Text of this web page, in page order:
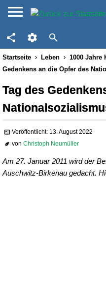
Startseite Leben 1000 Jahre
Gedenkens an die Opfer des
Tag des
Veröffentlicht: 13. August 2022
vonChristoph Neumüller
Am 27. Januar 2011 wird der
Auschwitz-Birkenau gedacht.